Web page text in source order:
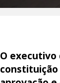
O executivo
constituição